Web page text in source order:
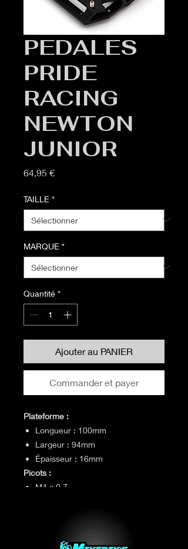
PEDALES
PRIDE
RACING
NEWTON
JUNIOR
64,95 €Prix
TAILLE *
MARQUE *
Quantité *
Ajouter au PANIER
Commander et payer
Plateforme :
Longueur : 100mm
Largeur : 94mm
Épaisseur : 16mm
Picots :
M4 x 0.7